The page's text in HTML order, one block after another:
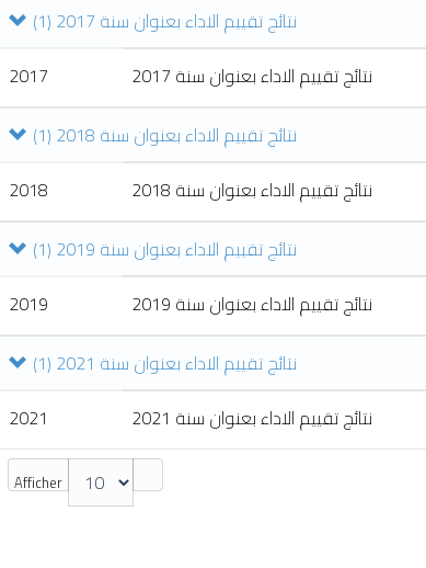
Afficher
نتائج تقييم الاداء بعنوان سنة 2017
(1)
2017
نتائج تقييم الاداء بعنوان سنة 2017
نتائج تقييم الاداء بعنوان سنة 2018
(1)
2018
نتائج تقييم الاداء بعنوان سنة 2018
نتائج تقييم الاداء بعنوان سنة 2019
(1)
2019
نتائج تقييم الاداء بعنوان سنة 2019
نتائج تقييم الاداء بعنوان سنة 2021
(1)
2021
نتائج تقييم الاداء بعنوان سنة 2021